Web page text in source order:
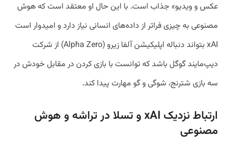
عکس و ویدیو» جذاب است. با این حال او معتقد است که هوش
مصنوعی به چیزی فراتر از داده‌های انسانی نیاز دارد و امیدوار است
xAI بتواند دنباله اپلیکیشن آلفا زیرو (Alpha Zero) از شرکت
دیپ‌مایند گوگل باشد که توانست با بازی کردن در مقابل خودش در
سه بازی شترنج، شوگی و گو مهارت پیدا کند.
ارتباط نزدیک xAI و تسلا در تراشه و هوش
مصنوعی